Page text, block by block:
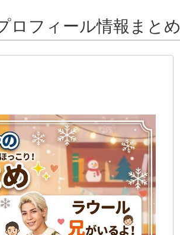
ロフィール情報まとめ